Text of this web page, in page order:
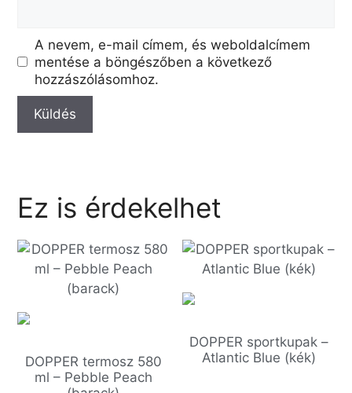
A nevem, e-mail címem, és weboldalcímem
mentése a böngészőben a következő
hozzászólásomhoz.
Ez is érdekelhet
DOPPER termosz 580
ml – Pebble Peach
DOPPER sportkupak –
Atlantic Blue (kék)